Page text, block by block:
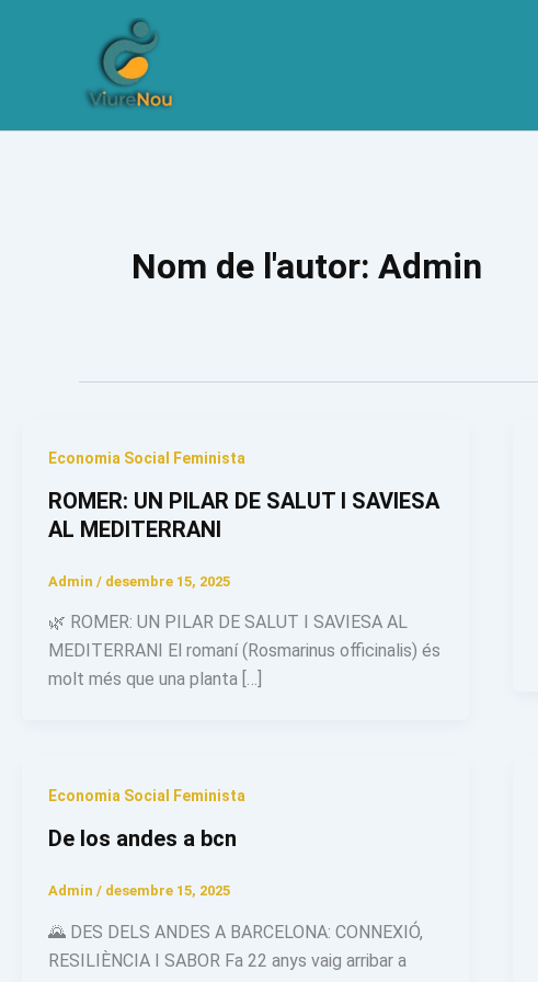
Nom de l'autor: Admin
Economia Social Feminista
ROMER: UN PILAR DE SALUT I SAVIESA
AL MEDITERRANI
Admin / desembre 15, 2025
🌿 ROMER: UN PILAR DE SALUT I SAVIESA AL
MEDITERRANI El romaní (Rosmarinus officinalis) és
molt més que una planta […]
Economia Social Feminista
De los andes a bcn
Admin / desembre 15, 2025
🌄 DES DELS ANDES A BARCELONA: CONNEXIÓ,
RESILIÈNCIA I SABOR Fa 22 anys vaig arribar a